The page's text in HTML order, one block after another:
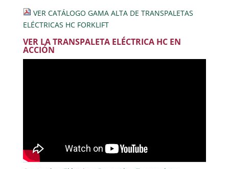
VER CATÁLOGO GAMA ALTA DE TRANSPALETAS
ELÉCTRICAS HC FORKLIFT
VER LA TRANSPALETA ELÉCTRICA HC EN
ACCIÓN